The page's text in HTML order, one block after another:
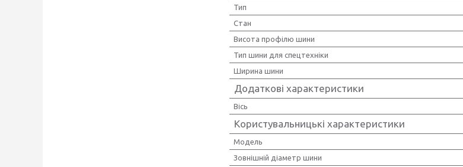
Тип
Стан
Висота профілю шини
Тип шини для спецтехніки
Ширина шини
Додаткові характеристики
Вісь
Користувальницькі характеристики
Мoдель
Зовнішній діаметр шини